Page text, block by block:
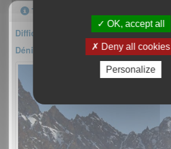
Topo
Difficulté : AD-
Dénivelé : 200m
OK, accept all
Deny all cookies
Personalize